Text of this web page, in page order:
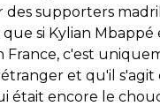
supporters
si Kylian Mbappé
France, c'est
et qu'il s'agit
était encore le